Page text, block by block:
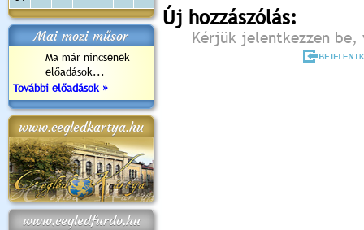
Mai mozi műsor
Ma már nincsenek
előadások...
További előadások »
www.cegledkartya.hu
www.cegledfurdo.hu
Új hozzászólás:
Kérjük jelentkezzen be,